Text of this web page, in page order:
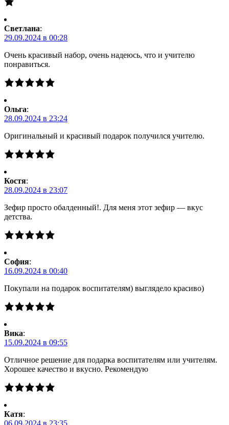
Светлана:
29.09.2024 в 00:28
Очень красивый набор, очень надеюсь, что и учителю
понравиться.
Ольга:
28.09.2024 в 23:24
Оригинальный и красивый подарок получился учителю.
Костя:
28.09.2024 в 23:07
Зефир просто обалденный!. Для меня этот зефир — вкус
детства.
Cофия:
16.09.2024 в 00:40
Покупали на подарок воспитателям) выглядело красиво)
Вика:
15.09.2024 в 09:55
Отличное решение для подарка воспитателям или учителям.
Хорошее качество и вкусно. Рекомендую
Катя: